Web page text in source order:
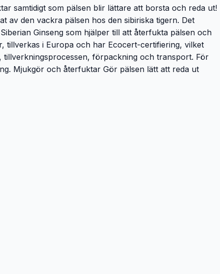
samtidigt som pälsen blir lättare att borsta och reda ut!
av den vackra pälsen hos den sibiriska tigern. Det
Ginseng som hjälper till att återfukta pälsen och
tillverkas i Europa och har Ecocert-certifiering, vilket
förpackning och transport. För
Mjukgör och återfuktar Gör pälsen lätt att reda ut